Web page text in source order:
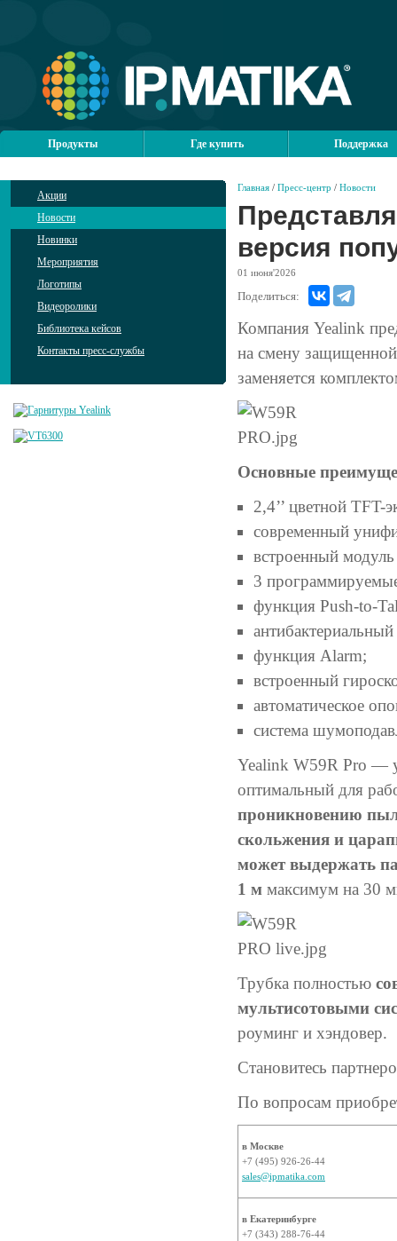
Продукты Где купить Поддержка
Акции
Новости
Новинки
Мероприятия
Логотипы
Видеоролики
Библиотека кейсов
Контакты пресс-службы
Главная / Пресс-центр / Новости
версия
01 июня'2026
Поделиться:
Компания Yealink
на смену
заменяется
Основные
2,4’’ цветной
современный
встроенный
3
функция Push-to-
функция Alarm;
встроенный
автоматическое
система
Yealink W59R Pro —
оптимальный для
проникновению
скольжения и
может выдержать
1 м максимум на 30
Трубка полностью
мультисотовыми
роуминг и хэндовер.
Становитесь
По вопросам
в Москве
+7 (495) 926-26-44
sales@ipmatika.com
в Екатеринбурге
+7 (343) 288-76-44